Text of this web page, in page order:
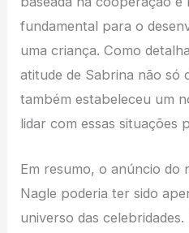
fundamental para o
uma criança. Como
atitude de Sabrina não só
também estabeleceu um
lidar com essas situações
Em resumo, o anúncio do
Nagle poderia ter sido
universo das